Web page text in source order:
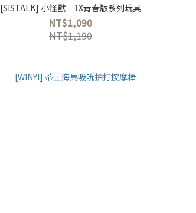
[SISTALK] 小怪獸│1X青春版系列玩具
NT$1,090
NT$1,190